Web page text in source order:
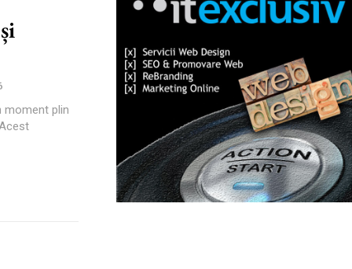
moment plin